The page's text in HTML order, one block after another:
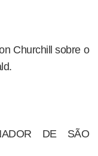
Churchill sobre o
DE SÃO